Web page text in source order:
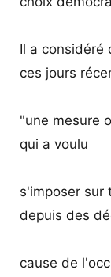
Il a considéré
ces jours
"une mesure
qui a voulu
s'imposer sur
depuis des
cause de